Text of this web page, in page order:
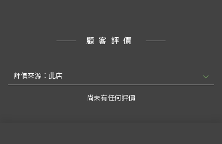
顧客評價
尚未有任何評價